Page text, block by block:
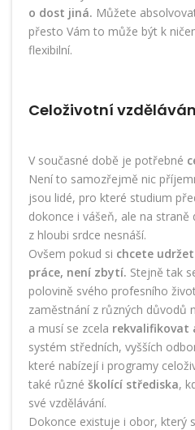
o dost jiná. Můžete
přesto Vám to může být k
flexibilní.
Celoživotní
V současné době je potřebné
Není to samozřejmě nic
jsou lidé, pro které studium
dokonce i vášeň, ale na
z hloubi srdce nesnáší.
Ovšem pokud si chcete
práce, není zbytí. Stejně tak
polovině svého profesního
zaměstnání z různých důvodů
a musí se zcela rekvalifikovat
systém středních, vyšších
které nabízejí i programy
také různé školící střediska,
své vzdělávání.
Dokonce existuje i obor, který